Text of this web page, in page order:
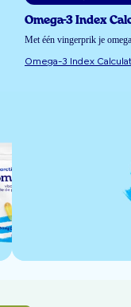
Omega-3 Index
Met één vingerprik je
Omega-3 Index